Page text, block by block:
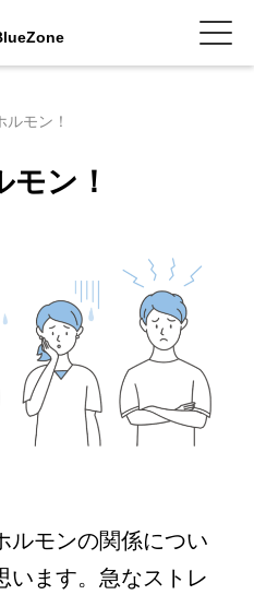
ルモン！
ン！
モンの関係につい
います。急なストレ